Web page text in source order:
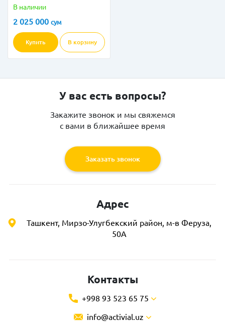
MDRD86SLF01 (Белый)
В наличии
2 025 000 сум
Купить В корзину
У вас есть вопросы?
Закажите звонок и мы свяжемся
с вами в ближайшее время
Заказать звонок
Адрес
Ташкент, Мирзо-Улугбекский район, м-в Феруза,
50А
Контакты
+998 93 523 65 75
info@activial.uz